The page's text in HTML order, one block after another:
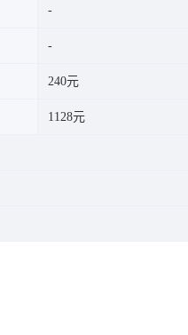
240元
1128元